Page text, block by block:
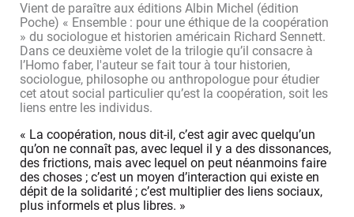
Vient de paraître aux éditions Albin Michel (édition
Poche) « Ensemble : pour une éthique de la coopération
» du sociologue et historien américain Richard Sennett.
Dans ce deuxième volet de la trilogie qu’il consacre à
l’Homo faber, l'auteur se fait tour à tour historien,
sociologue, philosophe ou anthropologue pour étudier
cet atout social particulier qu’est la coopération, soit les
liens entre les individus.
« La coopération, nous dit-il, c’est agir avec quelqu’un
qu’on ne connaît pas, avec lequel il y a des dissonances,
des frictions, mais avec lequel on peut néanmoins faire
des choses ; c’est un moyen d’interaction qui existe en
dépit de la solidarité ; c’est multiplier des liens sociaux,
plus informels et plus libres. »